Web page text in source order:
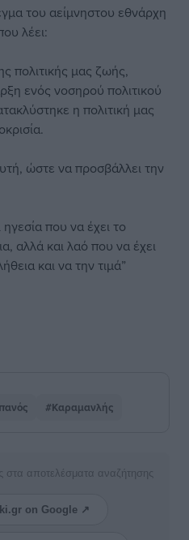
του αείμνηστου εθνάρχη
λέει:
πολιτικής μας ζωής,
ενός νοσηρού πολιτικού
η πολιτική μας
ώστε να προσβάλλει την
που να έχει το
αλλά και λαό που να έχει
και να την τιμά”
#Καραμανλής
στα αποτελέσματα αναζήτησης
on Google ↗